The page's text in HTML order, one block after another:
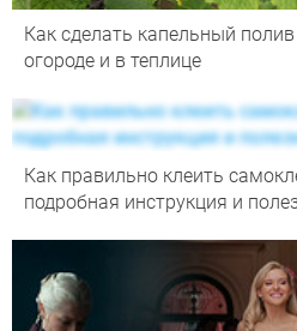
Как сделать капельный
огороде и в теплице
Как правильно клеить
подробная инструкция и